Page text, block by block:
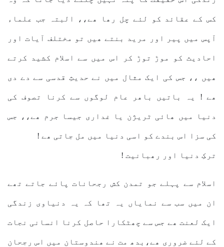
کس کے عقائد کو لئے چل رھا ھے،، البتہ جب علماء
آپس میں پیر اور مرید بنتے ھیں تو مختلف آیات اور
احادیث کو موڑ توڑ کر اس میں سے اسلام کشید کرتے
ھیں ،، جس کی ایک مثال میں نے حدیثِ قدسی سے دے دی
ھے ! یہ باتیں باھر عام لوگوں سے کرنا تصوف کی
دنیا میں ھائی ٹریژن یا غداری جیسا جرم ھے،، جس
کی سزا اس بندے کو اسی دنیا میں مل جاتی ھے !
ترکِ دنیا اور رھبانیت !
اسلام سے پہلے جو تمدن کش رجحانات پائے جاتے تھے
ان میں سب سے نمایاں یہ تھا کہ یہ دنیاوی زندگی
ایک لعنت ھے جس سے چھٹکارا حاصل کرنا انسانی نجات
کے لئے ضروری ھے،بدھ مت نے ھندوستان میں اس رجحان